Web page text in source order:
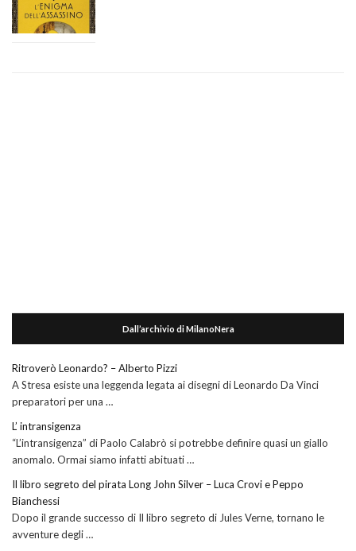
Dall’archivio di MilanoNera
Ritroverò Leonardo? – Alberto Pizzi
A Stresa esiste una leggenda legata ai disegni di Leonardo Da Vinci
preparatori per una …
L’ intransigenza
“L’intransigenza” di Paolo Calabrò si potrebbe definire quasi un giallo
anomalo. Ormai siamo infatti abituati …
Il libro segreto del pirata Long John Silver – Luca Crovi e Peppo
Bianchessi
Dopo il grande successo di Il libro segreto di Jules Verne, tornano le
avventure degli …